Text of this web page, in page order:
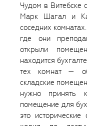
Чудом в Витебске
Марк Шагал и
соседних
где они
открыли
находится
тех комнат —
складские
нужно принять
помещение для
это